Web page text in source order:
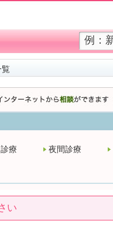
覧
療 夜間診療
い